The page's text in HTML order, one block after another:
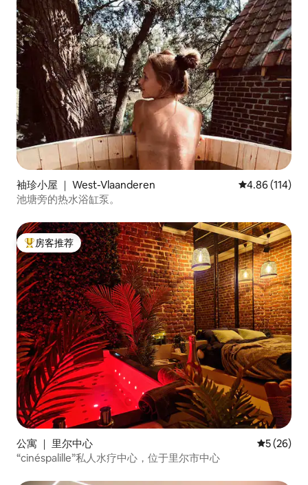
袖珍小屋 ｜ West-Vlaanderen 平均评分 4.86
4.86 (114)
池塘旁的热水浴缸泵。
热门「房客推荐」
房客推荐
公寓 ｜ 里尔中心 平均评分
5 (26)
“cinéspalille”私人水疗中心，位于里尔市中心